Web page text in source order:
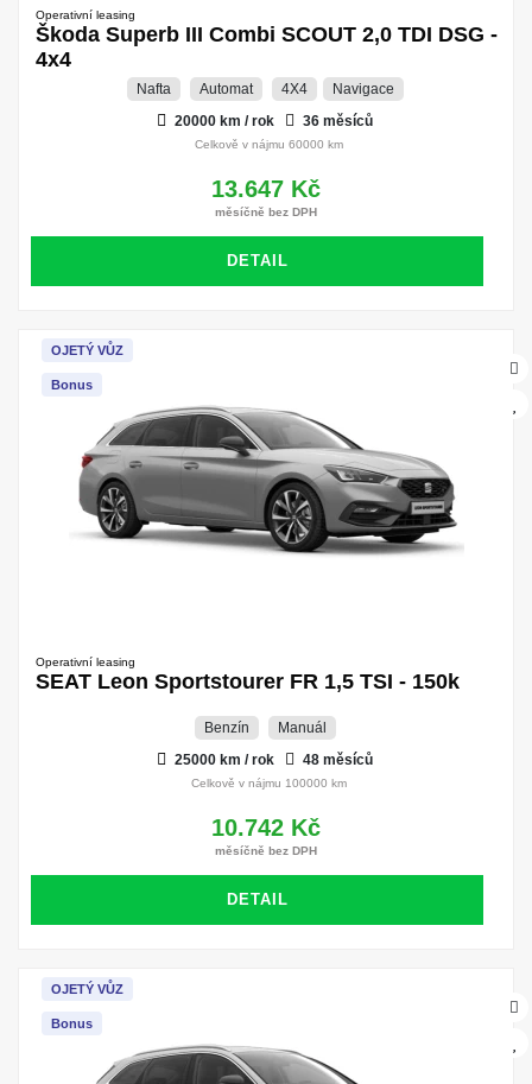
Operativní leasing
Škoda Superb III Combi SCOUT 2,0 TDI DSG -
4x4
Nafta Automat 4X4
Navigace
20000 km / rok
36 měsíců
Celkově v nájmu 60000 km
13.647 Kč
měsíčně bez DPH
DETAIL
OJETÝ VŮZ
Bonus
Operativní leasing
SEAT Leon Sportstourer FR 1,5 TSI - 150k
Benzín
Manuál
25000 km / rok
48 měsíců
Celkově v nájmu 100000 km
10.742 Kč
měsíčně bez DPH
DETAIL
OJETÝ VŮZ
Bonus